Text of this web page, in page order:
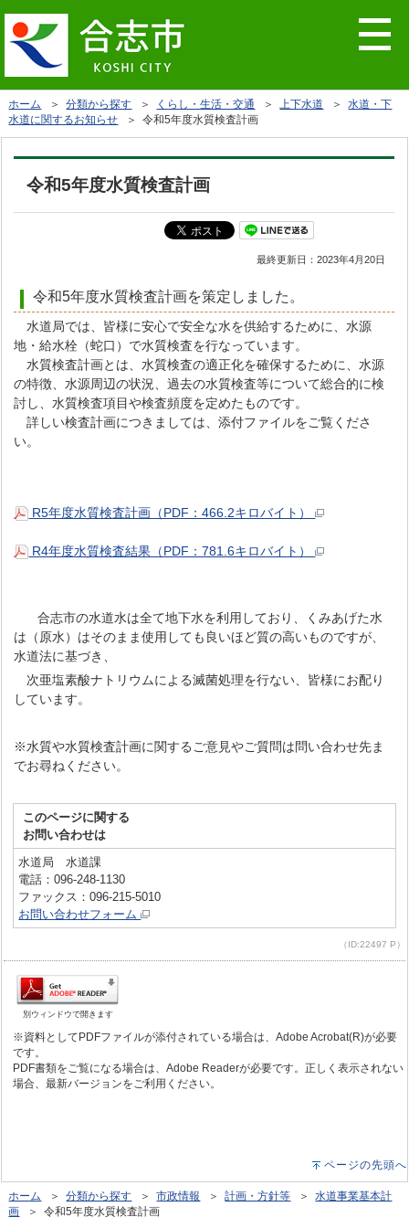
ホーム ＞分類から探す ＞ くらし・生活・交通 ＞上下水道 ＞水道・下
水道に関するお知らせ ＞ 令和5年度水質検査計画
令和5年度水質検査計画
最終更新日：2023年4月20日
令和5年度水質検査計画を策定しました。
水道局では、皆様に安心で安全な水を供給するために、水源
地・給水栓（蛇口）で水質検査を行なっています。
水質検査計画とは、水質検査の適正化を確保するために、水源
の特徴、水源周辺の状況、過去の水質検査等について総合的に検
討し、水質検査項目や検査頻度を定めたものです。
詳しい検査計画につきましては、添付ファイルをご覧くださ
い。
R5年度水質検査計画（PDF：466.2キロバイト）
R4年度水質検査結果（PDF：781.6キロバイト）
合志市の水道水は全て地下水を利用しており、くみあげた水
は（原水）はそのまま使用しても良いほど質の高いものですが、
水道法に基づき、
次亜塩素酸ナトリウムによる滅菌処理を行ない、皆様にお配り
しています。
※水質や水質検査計画に関するご意見やご質問は問い合わせ先ま
でお尋ねください。
このページに関する
お問い合わせは
水道局 水道課
電話：096-248-1130
ファックス：096-215-5010
お問い合わせフォーム
（ID:22497 P）
別ウィンドウで開きます
※資料としてPDFファイルが添付されている場合は、Adobe Acrobat(R)が必要
です。
PDF書類をご覧になる場合は、Adobe Readerが必要です。正しく表示されない
場合、最新バージョンをご利用ください。
ページの先頭へ
ホーム ＞分類から探す ＞市政情報 ＞計画・方針等 ＞水道事業基本計
画 ＞ 令和5年度水質検査計画